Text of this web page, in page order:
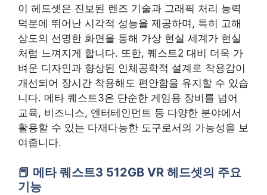
이 헤드셋은 진보된 렌즈 기술과 그래픽 처리 능력
덕분에 뛰어난 시각적 성능을 제공하며, 특히 고해
상도의 선명한 화면을 통해 가상 현실 세계가 현실
처럼 느껴지게 합니다. 또한, 퀘스트2 대비 더욱 가
벼운 디자인과 향상된 인체공학적 설계로 착용감이
개선되어 장시간 착용해도 편안함을 유지할 수 있습
니다. 메타 퀘스트3은 단순한 게임용 장비를 넘어
교육, 비즈니스, 엔터테인먼트 등 다양한 분야에서
활용할 수 있는 다재다능한 도구로서의 가능성을 보
여줍니다.
메타 퀘스트3 512GB VR 헤드셋의 주요
기능